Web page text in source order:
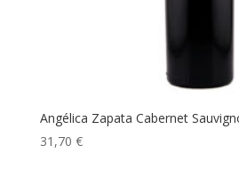
Angélica Zapata Cabernet
31,70 €